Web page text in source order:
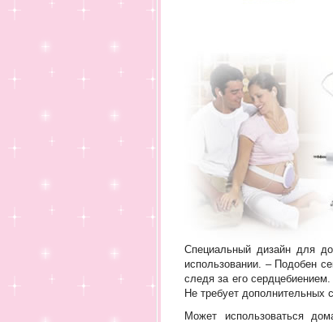
Специальный дизайн для
использовании. – Подобен
следя за его
Не требует дополнительных
Может использоваться